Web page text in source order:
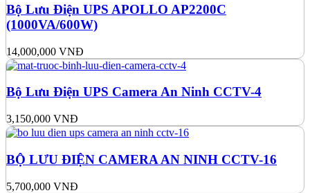
Bộ Lưu Điện UPS APOLLO AP2200C
(1000VA/600W)
14,000,000 VNĐ
Bộ Lưu Điện UPS Camera An Ninh CCTV-4
3,150,000 VNĐ
BỘ LƯU ĐIỆN CAMERA AN NINH CCTV-16
5,700,000 VNĐ